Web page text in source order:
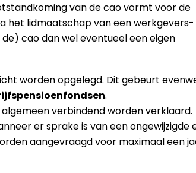
van de cao vormt voor de
het lidmaatschap van een
cao dan wel eventueel een eigen
worden opgelegd. Dit gebeurt
.
verbindend worden verklaard.
er sprake is van een ongewijzigde
aangevraagd voor maximaal een